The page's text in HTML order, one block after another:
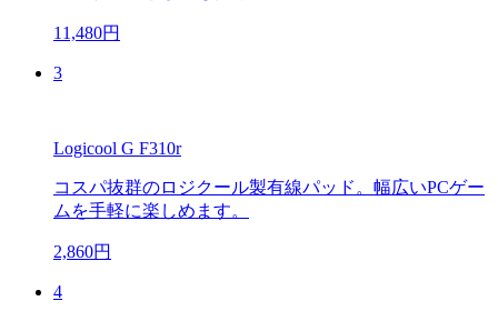
11,480円
3
Logicool G F310r
コスパ抜群のロジクール製有線パッド。幅広いPCゲー
ムを手軽に楽しめます。
2,860円
4